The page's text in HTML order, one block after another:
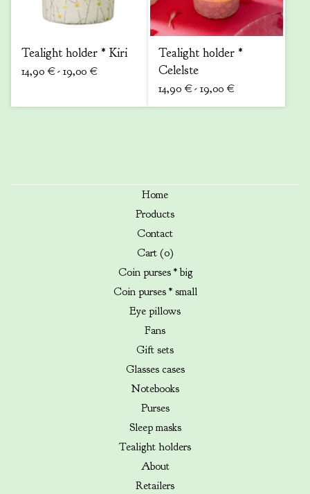
Tealight holder * Kiri
14,90 €- 19,00 €
Tealight holder *
Celelste
14,90 €- 19,00 €
Home
Products
Contact
Cart (0)
Coin purses * big
Coin purses * small
Eye pillows
Fans
Gift sets
Glasses cases
Notebooks
Purses
Sleep masks
Tealight holders
About
Retailers